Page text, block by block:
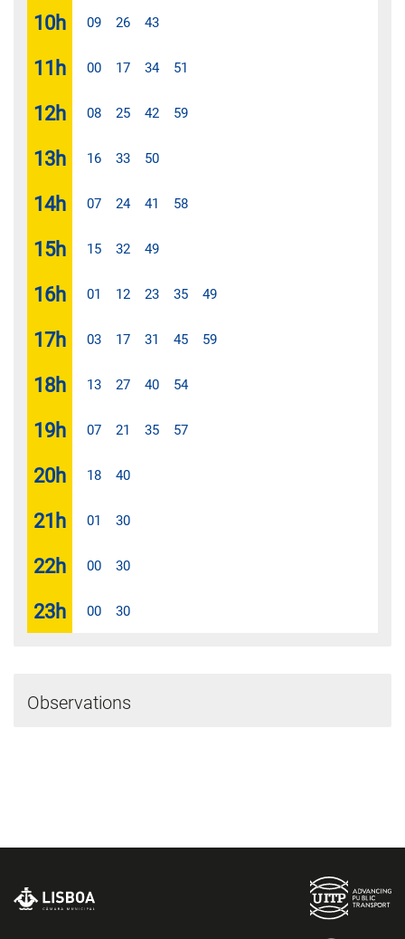
10h 09 26 43
11 h 00 17 34 51
12h 08 25 42 59
13h 16 33 50
14h 07 24 41 58
15h 15 32 49
16h 01 12 23 35 49
17h 03 17 31 45 59
18h 13 27 40 54
19h 07 21 35 57
20h 18 40
21 h 01 30
22h 00 30
23h 00 30
Observations